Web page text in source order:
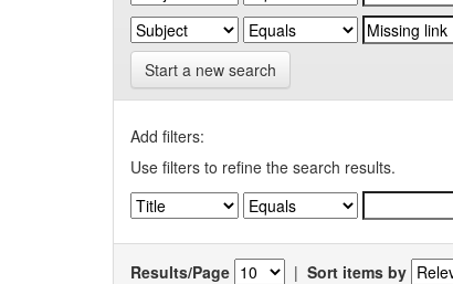
Start a new search
Add filters:
Use filters to refine the search results.
Results/Page | Sort items by